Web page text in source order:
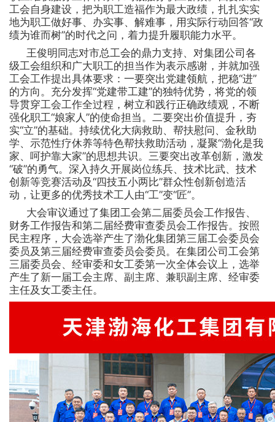
工会自身建设，把为职工造福作为最大政绩，扎扎实实
地为职工做好事、办实事、解难事，用实际行动回答“政
绩为谁而树”的时代之问，着力提升履职能力水平。
王俊明同志对市总工会的鼎力支持、对集团公司各
级工会组织和广大职工的担当作为表示感谢，并就加强
工会工作提出具体要求：一要突出党建领航，把稳“进”
的方向。充分发挥“党建带工建”的独特优势，将党的领
导贯穿工会工作全过程，树立和践行正确政绩观，不断
强化职工“娘家人”的使命担当。二要突出价值提升，夯
实“立”的基础。持续优化大病救助、帮扶慰问、金秋助
学、示范性疗休养等特色帮扶救助活动，凝聚“渤化是我
家、呵护靠大家”的思想共识。三要突出改革创新，激发
“破”的勇气。深入持久开展岗位练兵、技术比武、技术
创新等竞赛活动及“四技五小两比”群众性创新创造活
动，让更多的优秀技术工人由“工”变“匠”。
大会审议通过了集团工会第二届委员会工作报告、
财务工作报告和第二届经费审查委员会工作报告。按照
民主程序，大会选举产生了渤化集团第三届工会委员会
委员及第三届经费审查委员会委员。在集团公司工会第
三届委员会、经审委和女工委第一次全体会议上，选举
产生了新一届工会主席、副主席、兼职副主席、经审委
主任及女工委主任。